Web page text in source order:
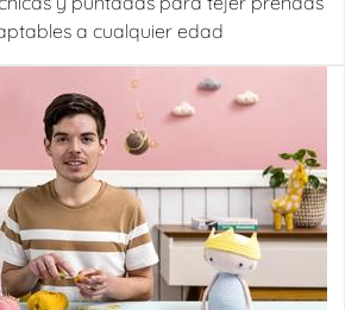
a cualquier edad